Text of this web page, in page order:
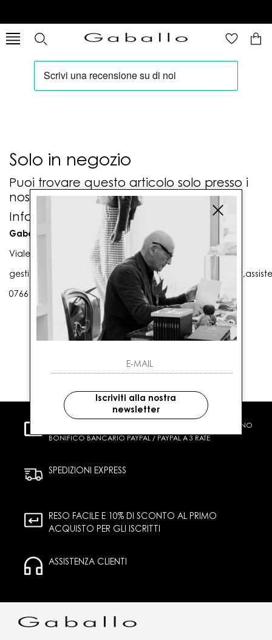
Solo in negozio
Puoi trovare questo articolo solo presso i
nostri punti vendita:
Info contatti
Gaballo Mario srl
Viale G. Matteotti n. 23 00053 Civitavecchia (RM)
0766 25656
CARTA DI CREDITO CONTRASSEGNO
BONIFICO BANCARIO PAYPAL / PAYPAL A 3 RATE
SPEDIZIONI EXPRESS
RESO FACILE E 10% DI SCONTO AL PRIMO
ACQUISTO PER GLI ISCRITTI
ASSISTENZA CLIENTI
Iscriviti alla nostra
newsletter